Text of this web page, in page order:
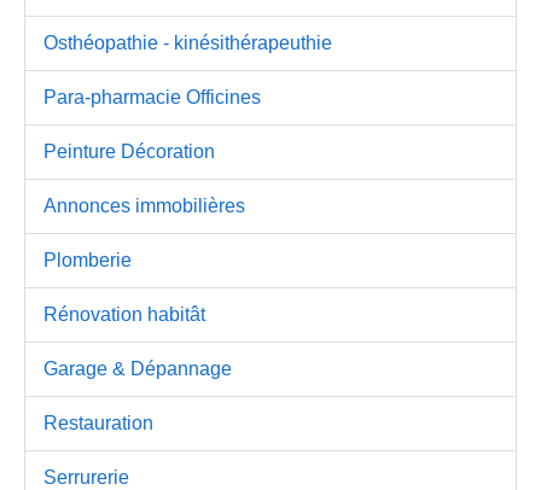
Osthéopathie - kinésithérapeuthie
Para-pharmacie Officines
Peinture Décoration
Annonces immobilières
Plomberie
Rénovation habitât
Garage & Dépannage
Restauration
Serrurerie